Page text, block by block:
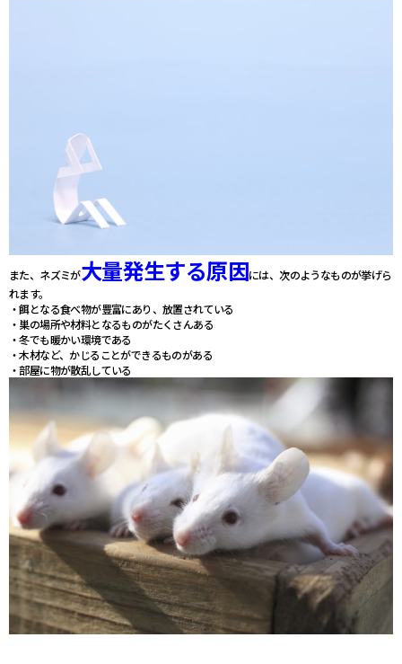
また、ネズミが大量発生する原因には、次のようなものが挙げら
れます。
・餌となる食べ物が豊富にあり、放置されている
・巣の場所や材料となるものがたくさんある
・冬でも暖かい環境である
・木材など、かじることができるものがある
・部屋に物が散乱している